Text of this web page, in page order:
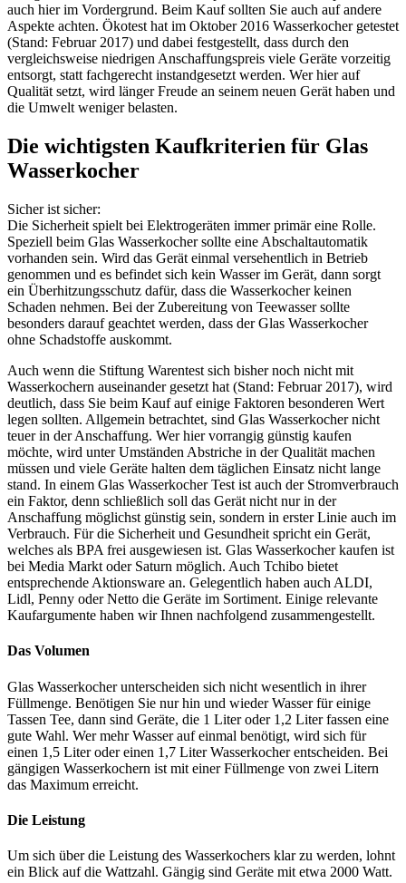
auch hier im Vordergrund. Beim Kauf sollten Sie auch auf andere
Aspekte achten. Ökotest hat im Oktober 2016 Wasserkocher getestet
(Stand: Februar 2017) und dabei festgestellt, dass durch den
vergleichsweise niedrigen Anschaffungspreis viele Geräte vorzeitig
entsorgt, statt fachgerecht instandgesetzt werden. Wer hier auf
Qualität setzt, wird länger Freude an seinem neuen Gerät haben und
die Umwelt weniger belasten.
Die wichtigsten Kaufkriterien für Glas
Wasserkocher
Sicher ist sicher:
Die Sicherheit spielt bei Elektrogeräten immer primär eine Rolle.
Speziell beim Glas Wasserkocher sollte eine Abschaltautomatik
vorhanden sein. Wird das Gerät einmal versehentlich in Betrieb
genommen und es befindet sich kein Wasser im Gerät, dann sorgt
ein Überhitzungsschutz dafür, dass die Wasserkocher keinen
Schaden nehmen. Bei der Zubereitung von Teewasser sollte
besonders darauf geachtet werden, dass der Glas Wasserkocher
ohne Schadstoffe auskommt.
Auch wenn die Stiftung Warentest sich bisher noch nicht mit
Wasserkochern auseinander gesetzt hat (Stand: Februar 2017), wird
deutlich, dass Sie beim Kauf auf einige Faktoren besonderen Wert
legen sollten. Allgemein betrachtet, sind Glas Wasserkocher nicht
teuer in der Anschaffung. Wer hier vorrangig günstig kaufen
möchte, wird unter Umständen Abstriche in der Qualität machen
müssen und viele Geräte halten dem täglichen Einsatz nicht lange
stand. In einem Glas Wasserkocher Test ist auch der Stromverbrauch
ein Faktor, denn schließlich soll das Gerät nicht nur in der
Anschaffung möglichst günstig sein, sondern in erster Linie auch im
Verbrauch. Für die Sicherheit und Gesundheit spricht ein Gerät,
welches als BPA frei ausgewiesen ist. Glas Wasserkocher kaufen ist
bei Media Markt oder Saturn möglich. Auch Tchibo bietet
entsprechende Aktionsware an. Gelegentlich haben auch ALDI,
Lidl, Penny oder Netto die Geräte im Sortiment. Einige relevante
Kaufargumente haben wir Ihnen nachfolgend zusammengestellt.
Das Volumen
Glas Wasserkocher unterscheiden sich nicht wesentlich in ihrer
Füllmenge. Benötigen Sie nur hin und wieder Wasser für einige
Tassen Tee, dann sind Geräte, die 1 Liter oder 1,2 Liter fassen eine
gute Wahl. Wer mehr Wasser auf einmal benötigt, wird sich für
einen 1,5 Liter oder einen 1,7 Liter Wasserkocher entscheiden. Bei
gängigen Wasserkochern ist mit einer Füllmenge von zwei Litern
das Maximum erreicht.
Die Leistung
Um sich über die Leistung des Wasserkochers klar zu werden, lohnt
ein Blick auf die Wattzahl. Gängig sind Geräte mit etwa 2000 Watt.